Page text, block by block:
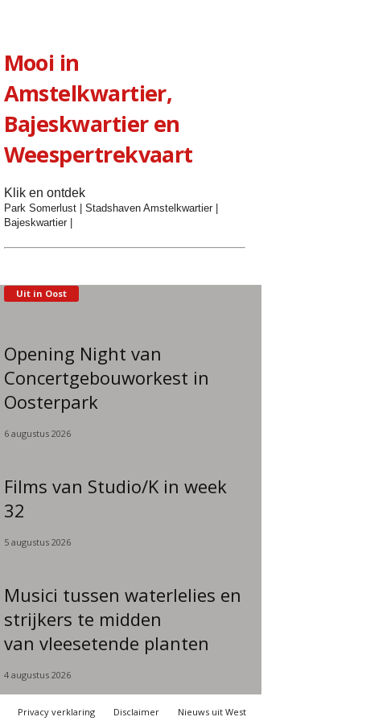
Mooi in
Amstelkwartier,
Bajeskwartier en
Weespertrekvaart
Klik en ontdek
Park Somerlust| Stadshaven Amstelkwartier|
Bajeskwartier|
Uit in Oost
Opening Night van
Concertgebouworkest in
Oosterpark
6 augustus 2026
Films van Studio/K in week
32
5 augustus 2026
Musici tussen waterlelies en
strijkers te midden
van vleesetende planten
4 augustus 2026
Privacy verklaring Disclaimer Nieuws uit West